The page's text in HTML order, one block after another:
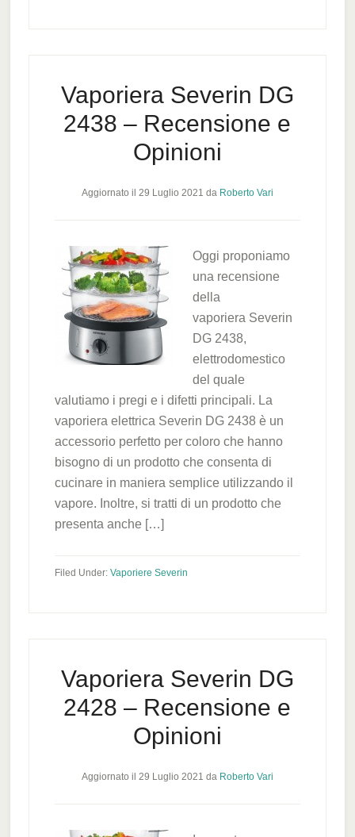
Vaporiera Severin DG
2438 – Recensione e
Opinioni
Aggiornato il 29 Luglio 2021 da Roberto Vari
Oggi proponiamo
una recensione
della
vaporiera Severin
DG 2438,
elettrodomestico
del quale
valutiamo i pregi e i difetti principali. La
vaporiera elettrica Severin DG 2438 è un
accessorio perfetto per coloro che hanno
bisogno di un prodotto che consenta di
cucinare in maniera semplice utilizzando il
vapore. Inoltre, si tratti di un prodotto che
presenta anche […]
Filed Under: Vaporiere Severin
Vaporiera Severin DG
2428 – Recensione e
Opinioni
Aggiornato il 29 Luglio 2021 da Roberto Vari